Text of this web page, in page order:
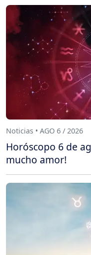
Noticias • AGO 6 / 2026
Horóscopo 6 de
mucho amor!